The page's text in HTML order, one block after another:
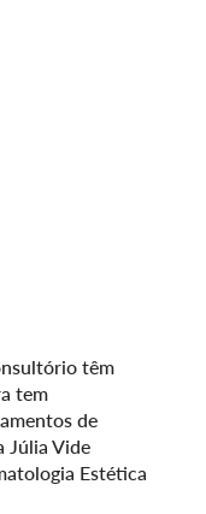
têm
tem
de
Júlia Vide
Estética